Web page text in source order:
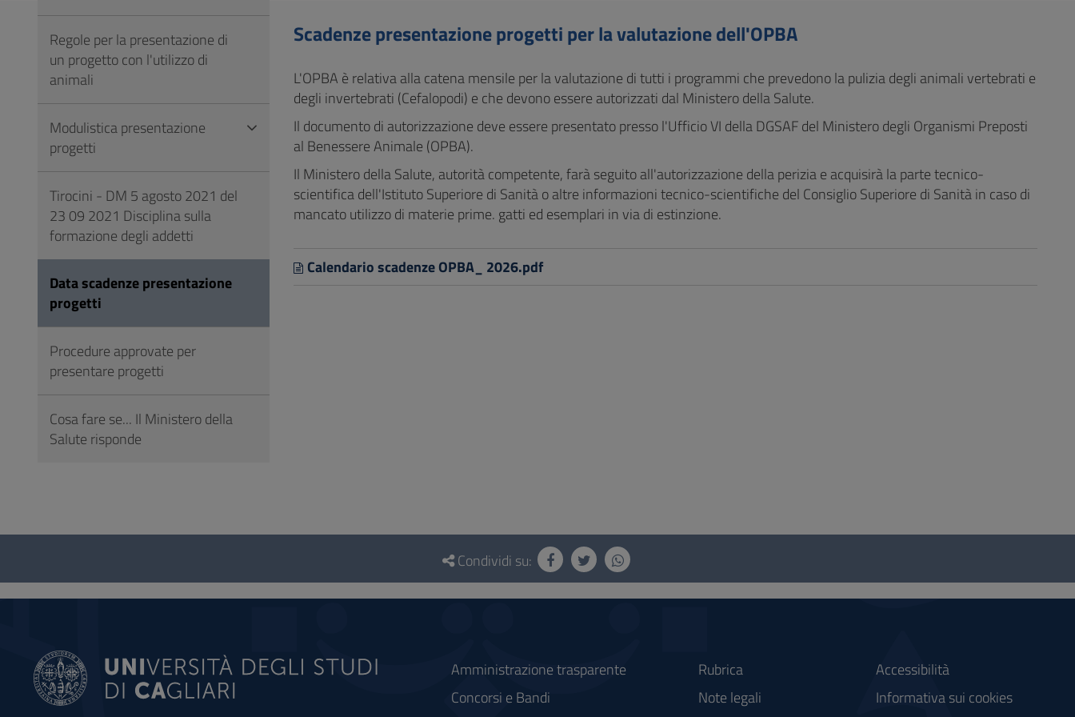
Footer
Scadenze presentazione progetti per la valutazione dell'OPBA
L'OPBA è relativa alla catena mensile per la valutazione di tutti i programmi che prevedono la pulizia degli animali vertebrati e
degli invertebrati (Cefalopodi) e che devono essere autorizzati dal Ministero della Salute.
Il documento di autorizzazione deve essere presentato presso l'Ufficio VI della DGSAF del Ministero degli Organismi Preposti
al Benessere Animale (OPBA).
Il Ministero della Salute, autorità competente, farà seguito all'autorizzazione della perizia e acquisirà la parte tecnico-
scientifica dell'Istituto Superiore di Sanità o altre informazioni tecnico-scientifiche del Consiglio Superiore di Sanità in caso di
mancato utilizzo di materie prime. gatti ed esemplari in via di estinzione.
Calendario scadenze OPBA_ 2026.pdf
Regole per la presentazione di
un progetto con l'utilizzo di
animali
Modulistica presentazione
progetti
Tirocini - DM 5 agosto 2021 del
23 09 2021 Disciplina sulla
formazione degli addetti
Data scadenze presentazione
progetti
Procedure approvate per
presentare progetti
Cosa fare se... Il Ministero della
Salute risponde
Questionario
social
Condividi su:
Amministrazione trasparente
Concorsi e Bandi
Rubrica
Note legali
Accessibilità
Informativa sui cookies